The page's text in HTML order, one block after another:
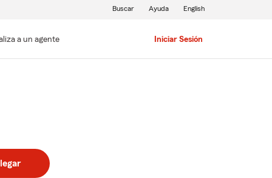
a un agente Iniciar Sesión
Buscar Ayuda English